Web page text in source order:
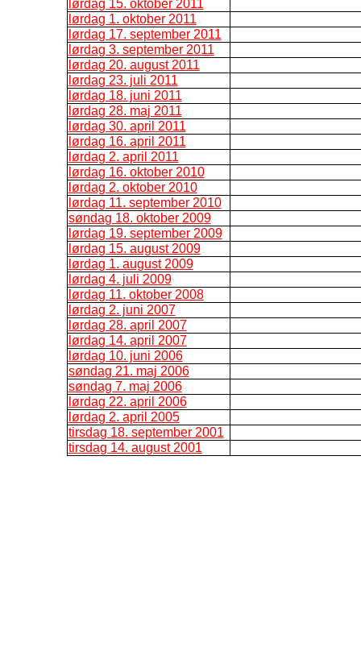
lørdag 15. oktober 2011
lørdag 1. oktober 2011
lørdag 17. september 2011
lørdag 3. september 2011
lørdag 20. august 2011
lørdag 23. juli 2011
lørdag 18. juni 2011
lørdag 28. maj 2011
lørdag 30. april 2011
lørdag 16. april 2011
lørdag 2. april 2011
lørdag 16. oktober 2010
lørdag 2. oktober 2010
lørdag 11. september 2010
søndag 18. oktober 2009
lørdag 19. september 2009
lørdag 15. august 2009
lørdag 1. august 2009
lørdag 4. juli 2009
lørdag 11. oktober 2008
lørdag 2. juni 2007
lørdag 28. april 2007
lørdag 14. april 2007
lørdag 10. juni 2006
søndag 21. maj 2006
søndag 7. maj 2006
lørdag 22. april 2006
lørdag 2. april 2005
tirsdag 18. september 2001
tirsdag 14. august 2001